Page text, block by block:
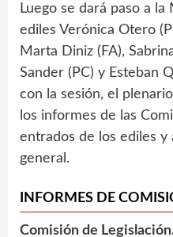
Luego se dará paso a
ediles Verónica Otero
Marta Diniz (FA),
Sander (PC) y Esteban
con la sesión, el
los informes de las
entrados de los ediles y
general.
INFORMES DE
Comisión de